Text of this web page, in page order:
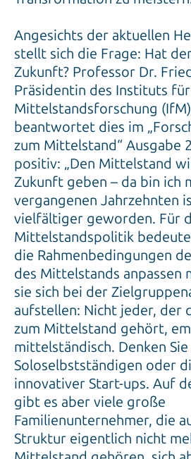
Angesichts der aktuellen
stellt sich die Frage: Hat
Zukunft? Professor Dr.
Präsidentin des Instituts für
Mittelstandsforschung (IfM)
beantwortet dies im
zum Mittelstand“ Ausgabe
positiv: „Den Mittelstand
Zukunft geben – da bin ich
vergangenen Jahrzehnten
vielfältiger geworden. Für
Mittelstandspolitik bedeutet
die Rahmenbedingungen
des Mittelstands anpassen
sie sich bei der
aufstellen: Nicht jeder, der
zum Mittelstand gehört,
mittelständisch. Denken
Soloselbstständigen oder
innovativer Start-ups. Auf
gibt es aber viele große
Familienunternehmer, die
Struktur eigentlich nicht
Mittelstand gehören, sich
Mittelstand bezeichnen."